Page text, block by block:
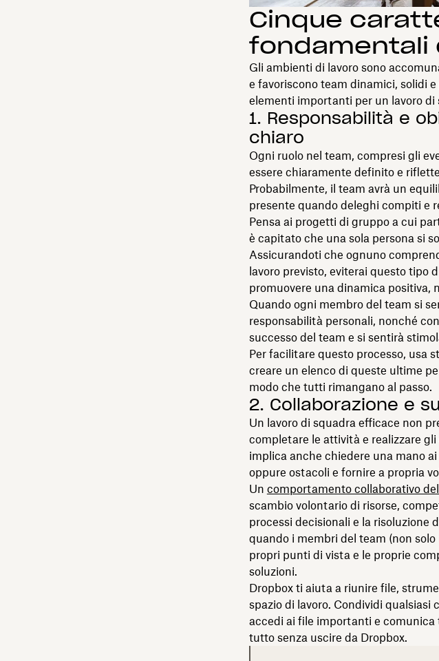
Cinque
fondamentali
Gli ambienti di lavoro sono
e favoriscono team dinamici, solidi
elementi importanti per un lavoro di
1. Responsabilità e
chiaro
Ogni ruolo nel team, compresi gli
essere chiaramente definito e
Probabilmente, il team avrà un
presente quando deleghi compiti e
Pensa ai progetti di gruppo a cui
è capitato che una sola persona si
Assicurandoti che ognuno
lavoro previsto, eviterai questo tipo
promuovere una dinamica
Quando ogni membro del team si
responsabilità personali, nonché
successo del team e si sentirà
Per facilitare questo processo, usa
creare un elenco di queste ultime
modo che tutti rimangano al passo.
2. Collaborazione e
Un lavoro di squadra efficace non
completare le attività e realizzare
implica anche chiedere una mano
oppure ostacoli e fornire a propria
Un comportamento collaborativo
scambio volontario di risorse,
processi decisionali e la
quando i membri del team (non
propri punti di vista e le proprie
soluzioni.
Dropbox ti aiuta a riunire file,
spazio di lavoro. Condividi qualsiasi
accedi ai file importanti e comunica
tutto senza uscire da Dropbox.